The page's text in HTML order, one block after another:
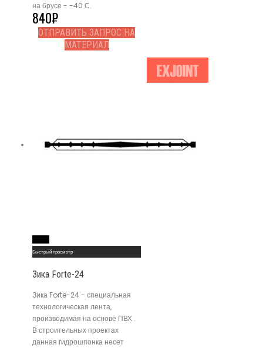
на брусе - -40 С.
840₽
ОТПРАВИТЬ ЗАПРОС НА
МАТЕРИАЛ
Быстрый просмотр
Зика Forte-24
Зика Forte-24 - специальная
технологическая лента,
производимая на основе ПВХ .
В строительных проектах
данная гидрошпонка несет